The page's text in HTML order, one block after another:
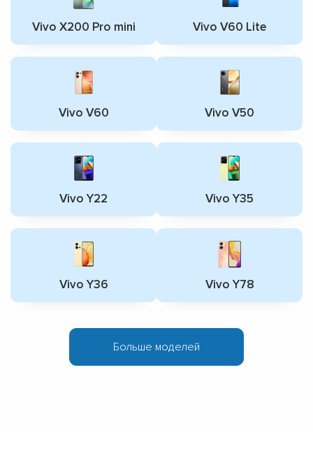
Vivo X200 Pro mini Vivo V60 Lite
Vivo V60 Vivo V50
Vivo Y22 Vivo Y35
Vivo Y36 Vivo Y78
Больше моделей